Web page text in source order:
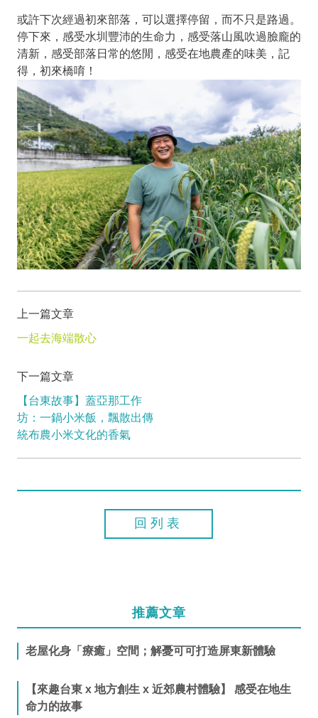
或許下次經過初來部落，可以選擇停留，而不只是路過。
停下來，感受水圳豐沛的生命力，感受落山風吹過臉龐的
清新，感受部落日常的悠閒，感受在地農產的味美，記
得，初來橋唷！
上一篇文章
一起去海端散心
下一篇文章
【台東故事】蓋亞那工作
坊：一鍋小米飯，飄散出傳
統布農小米文化的香氣
回列表
推薦文章
老屋化身「療癒」空間；解憂可可打造屏東新體驗
【來趣台東 x 地方創生 x 近郊農村體驗】 感受在地生
命力的故事